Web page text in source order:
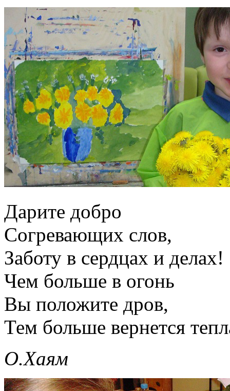
Дарите добро
Согревающих слов,
Заботу в сердцах и делах!
Чем больше в огонь
Вы положите дров,
Тем больше вернется
О.Хаям